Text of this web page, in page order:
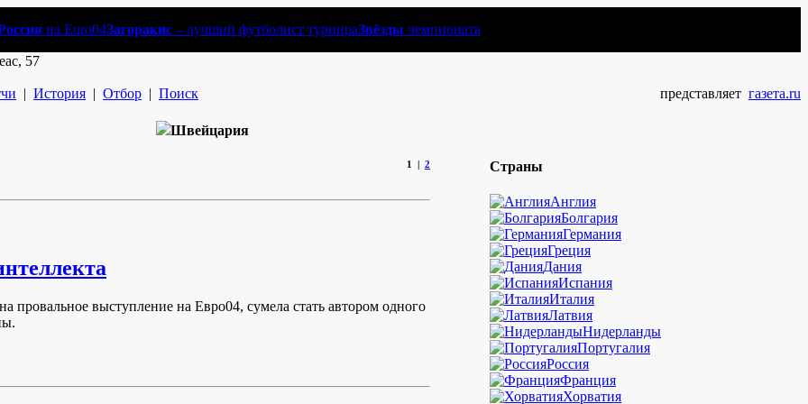
на Euro04Загоракис – лучший футболист турнираЗвёзды чемпионата
57
| История | Отбор | Поиск представляет газета.ru
Швейцария
1 | 2
провальное выступление на Евро04, сумела стать автором одного
Страны
Англия
Болгария
Германия
Греция
Дания
Испания
Италия
Латвия
Нидерланды
Португалия
Россия
Франция
Хорватия